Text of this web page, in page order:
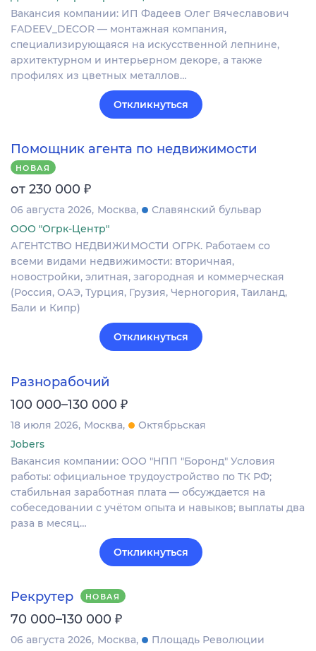
Вакансия компании: ИП Фадеев Олег Вячеславович
FADEEV_DECOR — монтажная компания,
специализирующаяся на искусственной лепнине,
архитектурном и интерьерном декоре, а также
профилях из цветных металлов…
Откликнуться
Помощник агента по недвижимости
НОВАЯ
от 230 000 ₽
06 августа 2026 Москва
Славянский бульвар
ООО "Огрк-Центр"
АГЕНТСТВО НЕДВИЖИМОСТИ ОГРК. Работаем со
всеми видами недвижимости: вторичная,
новостройки, элитная, загородная и коммерческая
(Россия, ОАЭ, Турция, Грузия, Черногория, Таиланд,
Бали и Кипр)
Откликнуться
Разнорабочий
100 000–130 000 ₽
18 июля 2026 Москва
Октябрьская
Jobers
Вакансия компании: ООО "НПП "Боронд" Условия
работы: официальное трудоустройство по ТК РФ;
стабильная заработная плата — обсуждается на
собеседовании с учётом опыта и навыков; выплаты два
раза в месяц…
Откликнуться
Рекрутер НОВАЯ
70 000–130 000 ₽
06 августа 2026 Москва
Площадь Революции